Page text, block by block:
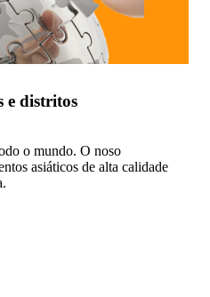
e distritos
o mundo. O noso
asiáticos de alta calidade